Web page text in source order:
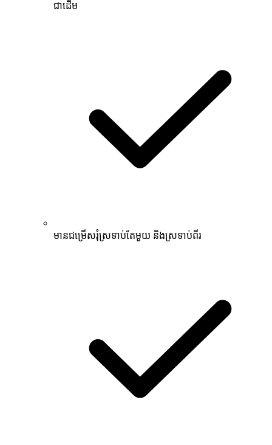
ជាដើម
មានជម្រើសរុំស្រទាប់តែមួយ និងស្រទាប់ពីរ